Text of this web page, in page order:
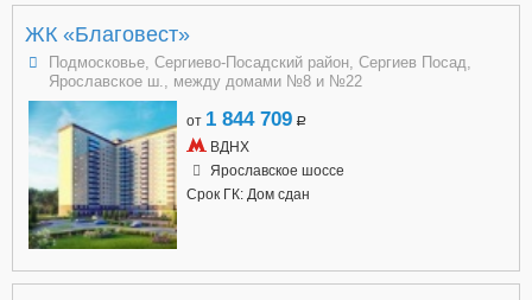
ЖК «Благовест»
Подмосковье, Сергиево-Посадский район, Сергиев Посад,
Ярославское ш., между домами №8 и №22
от 1 844 709 a
ВДНХ
Ярославское шоссе
Срок ГК: Дом сдан